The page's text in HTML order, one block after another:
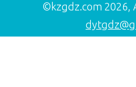
©kzgdz.com 2026,